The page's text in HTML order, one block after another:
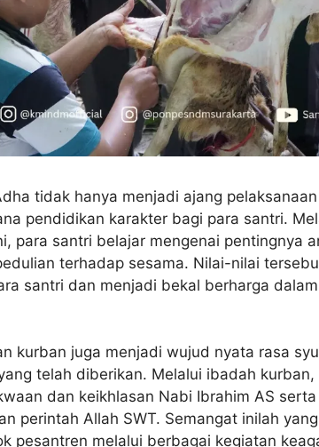
tidak hanya menjadi ajang
pendidikan karakter bagi para santri.
para santri belajar mengenai pentingnya
terhadap sesama. Nilai-nilai
santri dan menjadi bekal berharga
kurban juga menjadi wujud nyata rasa
telah diberikan. Melalui ibadah
dan keikhlasan Nabi Ibrahim AS
perintah Allah SWT. Semangat inilah
pesantren melalui berbagai kegiatan